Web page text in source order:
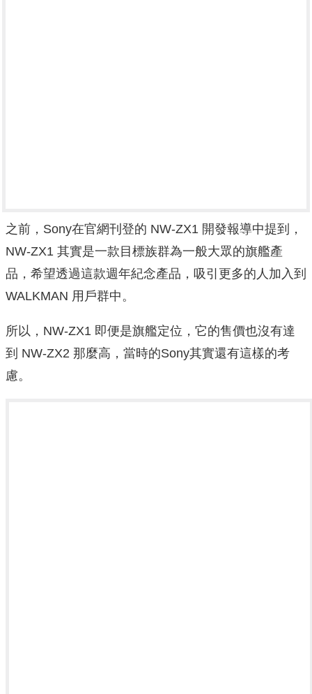
之前，Sony在官網刊登的 NW-ZX1 開發報導中提到，
NW-ZX1 其實是一款目標族群為一般大眾的旗艦產
品，希望透過這款週年紀念產品，吸引更多的人加入到
WALKMAN 用戶群中。
所以，NW-ZX1 即便是旗艦定位，它的售價也沒有達
到 NW-ZX2 那麼高，當時的Sony其實還有這樣的考
慮。